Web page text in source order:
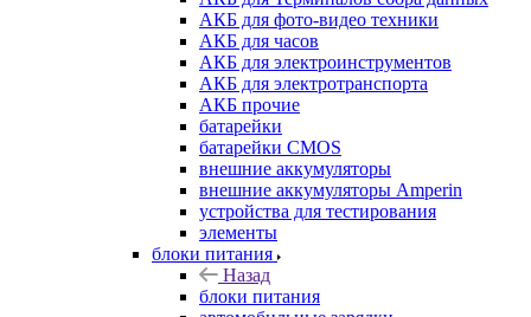
АКБ для фото-видео техники
АКБ для часов
АКБ для электроинструментов
АКБ для электротранспорта
АКБ прочие
батарейки
батарейки CMOS
внешние аккумуляторы
внешние аккумуляторы Amperin
устройства для тестирования
элементы
блоки питания
Назад
блоки питания